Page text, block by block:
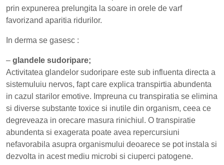
prin expunerea prelungita la soare in orele de varf
favorizand aparitia ridurilor.
In derma se gasesc :
– glandele sudoripare;
Activitatea glandelor sudoripare este sub influenta directa a
sistemuluiu nervos, fapt care explica transpirtia abundenta
in cazul starilor emotive. Impreuna cu transpiratia se elimina
si diverse substante toxice si inutile din organism, ceea ce
degreveaza in orecare masura rinichiul. O transpiratie
abundenta si exagerata poate avea repercursiuni
nefavorabila asupra organismului deoarece se pot instala si
dezvolta in acest mediu microbi si ciuperci patogene.